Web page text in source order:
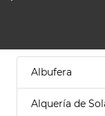
Albufera
Alquería de